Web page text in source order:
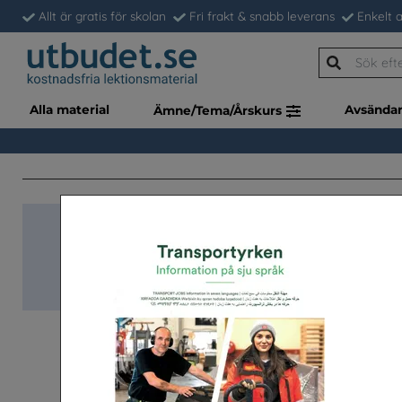
Allt är gratis för skolan Fri frakt & snabb leverans Enkelt
Alla material Ämne/Tema/Årskurs
Klassupps. (à 34 st)